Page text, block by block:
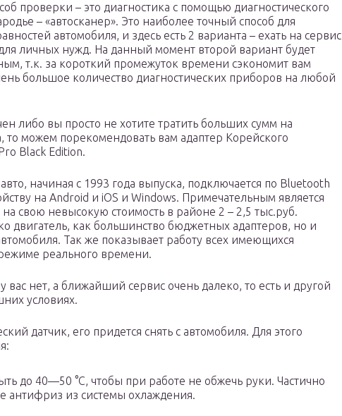
проверки – это диагностика с помощью диагностического
– «автосканер». Это наиболее точный способ для
автомобиля, и здесь есть 2 варианта – ехать на сервис
личных нужд. На данный момент второй вариант будет
т.к. за короткий промежуток времени сэкономит вам
большое количество диагностических приборов на любой
либо вы просто не хотите тратить больших сумм на
то можем порекомендовать вам адаптер Корейского
Black Edition.
начиная с 1993 года выпуска, подключается по Bluetooth
на Android и iOS и Windows. Примечательным является
свою невысокую стоимость в районе 2 – 2,5 тыс.руб.
двигатель, как большинство бюджетных адаптеров, но и
Так же показывает работу всех имеющихся
реального времени.
вас нет, а ближайший сервис очень далеко, то есть и другой
условиях.
датчик, его придется снять с автомобиля. Для этого
до 40—50 °С, чтобы при работе не обжечь руки. Частично
антифриз из системы охлаждения.